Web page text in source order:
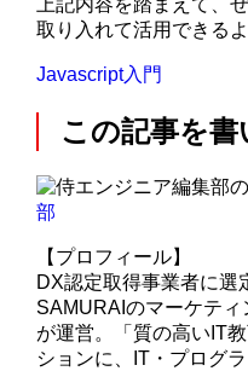
上記内容を踏まえて、
取り入れて活用できる
Javascript入門
この記事を書
部
【プロフィール】
DX認定取得事業者に選
SAMURAIのマーケテ
が運営。「質の高いIT
ションに、IT・プログ